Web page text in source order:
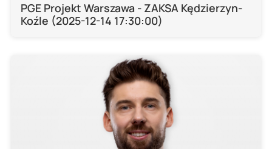
PGE Projekt Warszawa - ZAKSA Kędzierzyn-
Koźle (2025-12-14 17:30:00)